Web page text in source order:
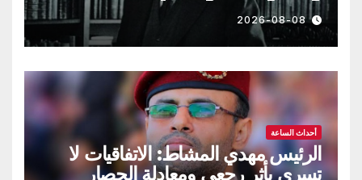
2026-08-08
أحداث الساعة
الرئيس مهدي المشاط: الاتفاقيات لا
تسري بأثر رجعي ومعادلة الحصار